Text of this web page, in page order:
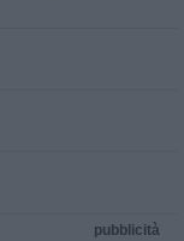
pubblicità